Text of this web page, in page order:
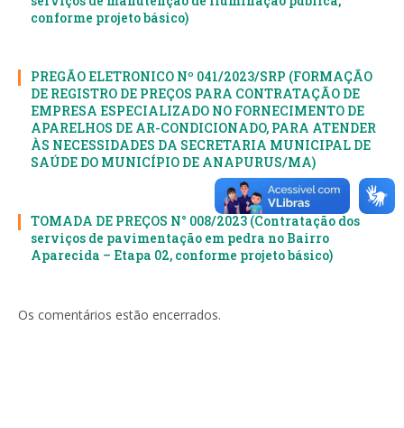
conforme projeto básico)
PREGÃO ELETRONICO Nº 041/2023/SRP (FORMAÇÃO
DE REGISTRO DE PREÇOS PARA CONTRATAÇÃO DE
EMPRESA ESPECIALIZADO NO FORNECIMENTO DE
APARELHOS DE AR-CONDICIONADO, PARA ATENDER
ÀS NECESSIDADES DA SECRETARIA MUNICIPAL DE
SAÚDE DO MUNICÍPIO DE ANAPURUS/MA)
TOMADA DE PREÇOS N° 008/2023 (Contratação dos
serviços de pavimentação em pedra no Bairro
Aparecida – Etapa 02, conforme projeto básico)
Os comentários estão encerrados.